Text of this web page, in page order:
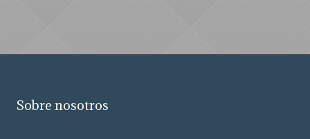
Sobre nosotros